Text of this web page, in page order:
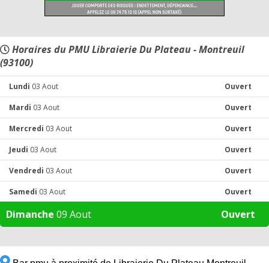
Horaires du PMU Libraierie Du Plateau - Montreuil
(93100)
Lundi 03 Aout Ouvert
Mardi 03 Aout Ouvert
Mercredi 03 Aout Ouvert
Jeudi 03 Aout Ouvert
Vendredi 03 Aout Ouvert
Samedi 03 Aout Ouvert
Dimanche 09 Aout Ouvert